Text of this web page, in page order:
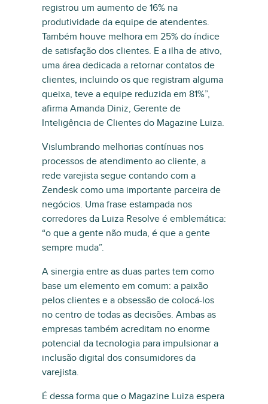
registrou um aumento de 16% na
produtividade da equipe de atendentes.
Também houve melhora em 25% do índice
de satisfação dos clientes. E a ilha de ativo,
uma área dedicada a retornar contatos de
clientes, incluindo os que registram alguma
queixa, teve a equipe reduzida em 81%”,
afirma Amanda Diniz, Gerente de
Inteligência de Clientes do Magazine Luiza.
Vislumbrando melhorias contínuas nos
processos de atendimento ao cliente, a
rede varejista segue contando com a
Zendesk como uma importante parceira de
negócios. Uma frase estampada nos
corredores da Luiza Resolve é emblemática:
“o que a gente não muda, é que a gente
sempre muda”.
A sinergia entre as duas partes tem como
base um elemento em comum: a paixão
pelos clientes e a obsessão de colocá-los
no centro de todas as decisões. Ambas as
empresas também acreditam no enorme
potencial da tecnologia para impulsionar a
inclusão digital dos consumidores da
varejista.
É dessa forma que o Magazine Luiza espera